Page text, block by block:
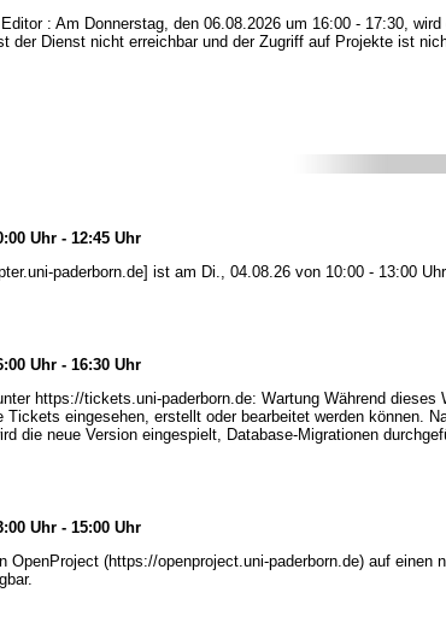
: Am Donnerstag, den 06.08.2026 um 16:00 - 17:30,
der Dienst nicht erreichbar und der Zugriff auf Projekte ist
Uhr - 12:45 Uhr
paderborn.de] ist am Di., 04.08.26 von 10:00 - 13:00
Uhr - 16:30 Uhr
https://tickets.uni-paderborn.de: Wartung Während
Tickets eingesehen, erstellt oder bearbeitet werden können.
die neue Version eingespielt, Database-Migrationen
Uhr - 15:00 Uhr
OpenProject (https://openproject.uni-paderborn.de) auf einen